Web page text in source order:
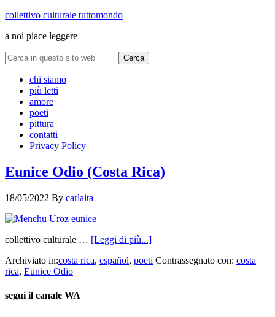
collettivo culturale tuttomondo
a noi piace leggere
chi siamo
più letti
amore
poeti
pittura
contatti
Privacy Policy
Eunice Odio (Costa Rica)
18/05/2022 By carlaita
collettivo culturale … [Leggi di più...]
Archiviato in:costa rica, español, poeti Contrassegnato con: costa
rica, Eunice Odio
segui il canale WA